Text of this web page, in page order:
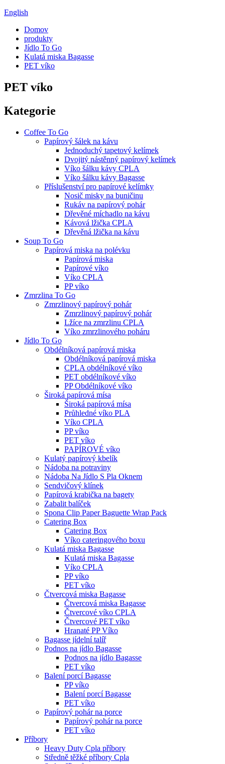
English
Domov
produkty
Jídlo To Go
Kulatá miska Bagasse
PET víko
PET víko
Kategorie
Coffee To Go
Papírový šálek na kávu
Jednoduchý tapetový kelímek
Dvojitý nástěnný papírový kelímek
Víko šálku kávy CPLA
Víko šálku kávy Bagasse
Příslušenství pro papírové kelímky
Nosič misky na buničinu
Rukáv na papírový pohár
Dřevěné míchadlo na kávu
Kávová lžička CPLA
Dřevěná lžička na kávu
Soup To Go
Papírová miska na polévku
Papírová miska
Papírové víko
Víko CPLA
PP víko
Zmrzlina To Go
Zmrzlinový papírový pohár
Zmrzlinový papírový pohár
Lžíce na zmrzlinu CPLA
Víko zmrzlinového poháru
Jídlo To Go
Obdélníková papírová miska
Obdélníková papírová miska
CPLA obdélníkové víko
PET obdélníkové víko
PP Obdélníkové víko
Široká papírová mísa
Široká papírová mísa
Průhledné víko PLA
Víko CPLA
PP víko
PET víko
PAPÍROVÉ víko
Kulatý papírový kbelík
Nádoba na potraviny
Nádoba Na Jídlo S Pla Oknem
Sendvičový klínek
Papírová krabička na bagety
Zabalit balíček
Spona Clip Paper Baguette Wrap Pack
Catering Box
Catering Box
Víko cateringového boxu
Kulatá miska Bagasse
Kulatá miska Bagasse
Víko CPLA
PP víko
PET víko
Čtvercová miska Bagasse
Čtvercová miska Bagasse
Čtvercové víko CPLA
Čtvercové PET víko
Hranaté PP Víko
Bagasse jídelní talíř
Podnos na jídlo Bagasse
Podnos na jídlo Bagasse
PET víko
Balení porcí Bagasse
PP víko
Balení porcí Bagasse
PET víko
Papírový pohár na porce
Papírový pohár na porce
PET víko
Příbory
Heavy Duty Cpla příbory
Středně těžké příbory Cpla